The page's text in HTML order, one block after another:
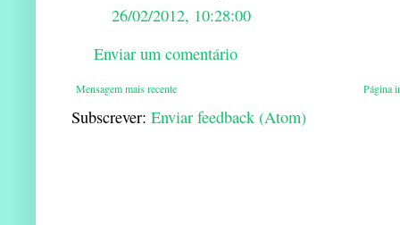
26/02/2012, 10:28:00
Enviar um comentário
Mensagem mais recente Página
Subscrever: Enviar feedback (Atom)